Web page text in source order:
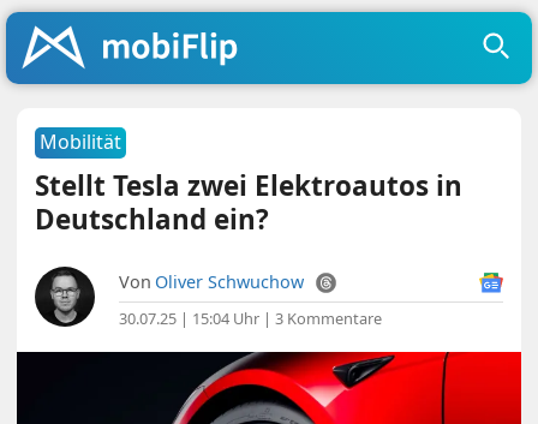
Mobilität
Stellt Tesla zwei Elektroautos in
Deutschland ein?
Von Oliver Schwuchow
30.07.25 | 15:04 Uhr |3 Kommentare